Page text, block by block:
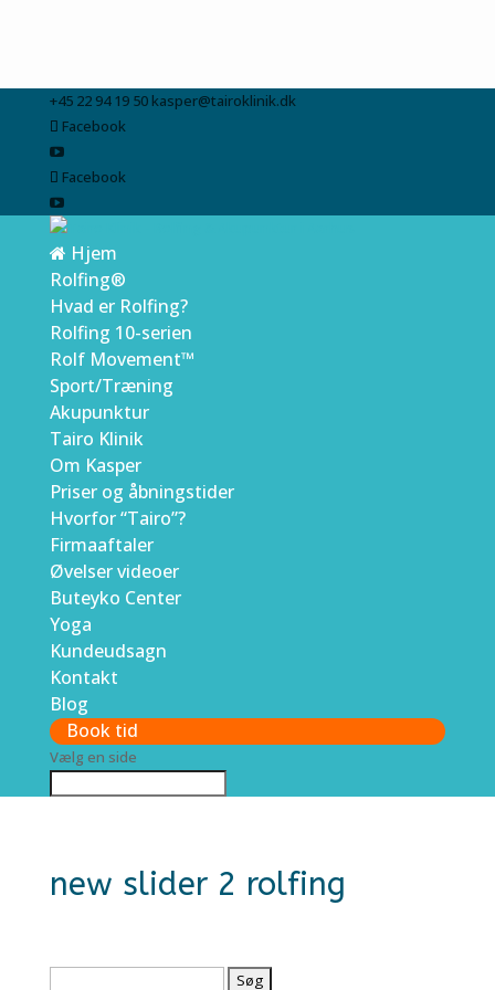
+45 22 94 19 50 kasper@tairoklinik.dk
Facebook
Facebook
Hjem
Rolfing®
Hvad er Rolfing?
Rolfing 10-serien
Rolf Movement™
Sport/Træning
Akupunktur
Tairo Klinik
Om Kasper
Priser og åbningstider
Hvorfor “Tairo”?
Firmaaftaler
Øvelser videoer
Buteyko Center
Yoga
Kundeudsagn
Kontakt
Blog
Book tid
Vælg en side
new slider 2 rolfing